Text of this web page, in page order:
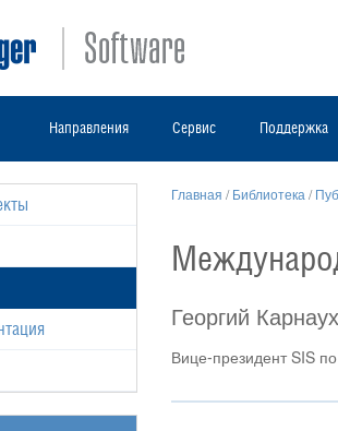
Направления Сервис Поддержка
Главная /Библиотека/
Георгий
Вице-президент SIS